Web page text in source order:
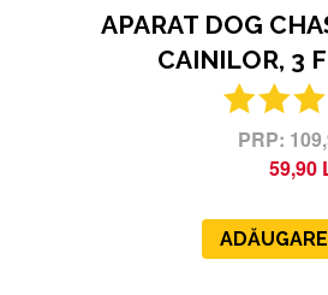
APARAT DOG
CAINILOR, 3
59,90